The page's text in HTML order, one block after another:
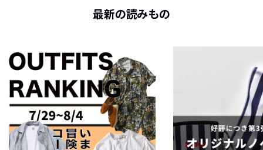
最新の読みもの